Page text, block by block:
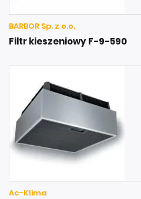
BARBOR Sp. z o.o.
Filtr kieszeniowy F-9-590
Ac-Klima